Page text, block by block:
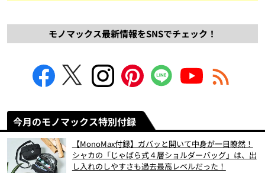
モノマックス最新情報をSNSでチェック！
今月のモノマックス特別付録
【MonoMax付録】ガバッと開いて中身が一目瞭然！
シャカの「じゃばら式４層ショルダーバッグ」は、出
し入れのしやすさも過去最高レベルだった！